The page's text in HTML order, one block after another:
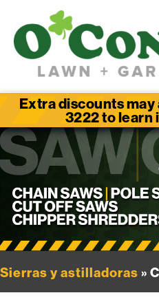
Extra discounts
3222 to learn
Sierras y astilladoras »